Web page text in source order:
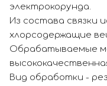
электрокорунда.
Из состава связки
хлорсодержащие
Обрабатываемые
Вид обработки -